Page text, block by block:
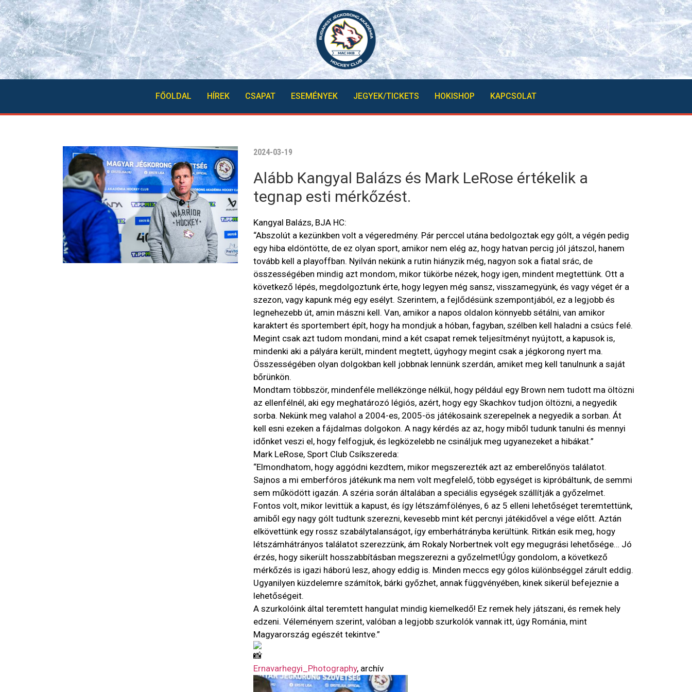
FŐOLDAL HÍREK CSAPAT ESEMÉNYEK JEGYEK/TICKETS HOKISHOP KAPCSOLAT
2024-03-19
Alább Kangyal Balázs és Mark LeRose értékelik a
tegnap esti mérkőzést.
Kangyal Balázs, BJA HC:
“Abszolút a kezünkben volt a végeredmény. Pár perccel utána bedolgoztak egy gólt, a végén pedig
egy hiba eldöntötte, de ez olyan sport, amikor nem elég az, hogy hatvan percig jól játszol, hanem
tovább kell a playoffban. Nyilván nekünk a rutin hiányzik még, nagyon sok a fiatal srác, de
összességében mindig azt mondom, mikor tükörbe nézek, hogy igen, mindent megtettünk. Ott a
következő lépés, megdolgoztunk érte, hogy legyen még sansz, visszamegyünk, és vagy véget ér a
szezon, vagy kapunk még egy esélyt. Szerintem, a fejlődésünk szempontjából, ez a legjobb és
legnehezebb út, amin mászni kell. Van, amikor a napos oldalon könnyebb sétálni, van amikor
karaktert és sportembert épít, hogy ha mondjuk a hóban, fagyban, szélben kell haladni a csúcs felé.
Megint csak azt tudom mondani, mind a két csapat remek teljesítményt nyújtott, a kapusok is,
mindenki aki a pályára került, mindent megtett, úgyhogy megint csak a jégkorong nyert ma.
Összességében olyan dolgokban kell jobbnak lennünk szerdán, amiket meg kell tanulnunk a saját
bőrünkön.
Mondtam többször, mindenféle mellékzönge nélkül, hogy például egy Brown nem tudott ma öltözni
az ellenfélnél, aki egy meghatározó légiós, azért, hogy egy Skachkov tudjon öltözni, a negyedik
sorba. Nekünk meg valahol a 2004-es, 2005-ös játékosaink szerepelnek a negyedik a sorban. Át
kell esni ezeken a fájdalmas dolgokon. A nagy kérdés az az, hogy miből tudunk tanulni és mennyi
időnket veszi el, hogy felfogjuk, és legközelebb ne csináljuk meg ugyanezeket a hibákat.”
Mark LeRose, Sport Club Csíkszereda:
“Elmondhatom, hogy aggódni kezdtem, mikor megszerezték azt az emberelőnyös találatot.
Sajnos a mi emberfóros játékunk ma nem volt megfelelő, több egységet is kipróbáltunk, de semmi
sem működött igazán. A széria során általában a speciális egységek szállítják a győzelmet.
Fontos volt, mikor levittük a kapust, és így létszámfölényes, 6 az 5 elleni lehetőséget teremtettünk,
amiből egy nagy gólt tudtunk szerezni, kevesebb mint két percnyi játékidővel a vége előtt. Aztán
elkövettünk egy rossz szabálytalanságot, így emberhátrányba kerültünk. Ritkán esik meg, hogy
létszámhátrányos találatot szerezzünk, ám Rokaly Norbertnek volt egy megugrási lehetősége… Jó
érzés, hogy sikerült hosszabbításban megszerezni a győzelmet!Úgy gondolom, a következő
mérkőzés is igazi háború lesz, ahogy eddig is. Minden meccs egy gólos különbséggel zárult eddig.
Ugyanilyen küzdelemre számítok, bárki győzhet, annak függvényében, kinek sikerül befejeznie a
lehetőségeit.
A szurkolóink által teremtett hangulat mindig kiemelkedő! Ez remek hely játszani, és remek hely
edzeni. Véleményem szerint, valóban a legjobb szurkolók vannak itt, úgy Románia, mint
Magyarország egészét tekintve.”
Ernavarhegyi_Photography, archív